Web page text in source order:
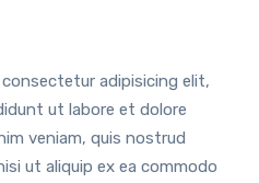
adipisicing elit,
ut labore et dolore
veniam, quis nostrud
ut aliquip ex ea commodo